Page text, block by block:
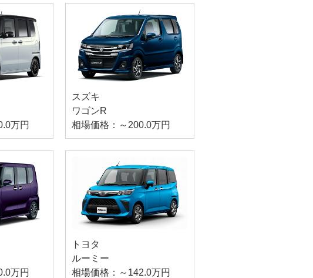
万円
スズキ
ワゴンR
相場価格：～200.0万円
万円
トヨタ
ルーミー
相場価格：～142.0万円